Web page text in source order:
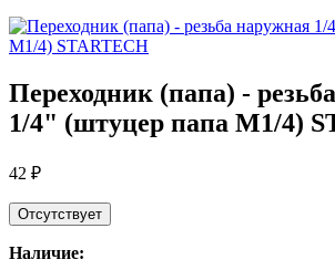
Переходник (папа) -
1/4" (штуцер папа M1/4)
42 ₽
Отсутствует
Наличие: